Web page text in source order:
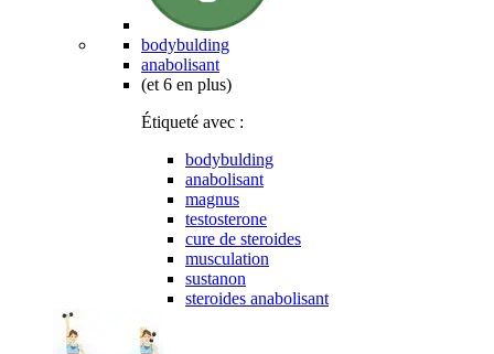
bodybulding
anabolisant
(et 6 en plus)
Étiqueté avec :
bodybulding
anabolisant
magnus
testosterone
cure de steroides
musculation
sustanon
steroides anabolisant